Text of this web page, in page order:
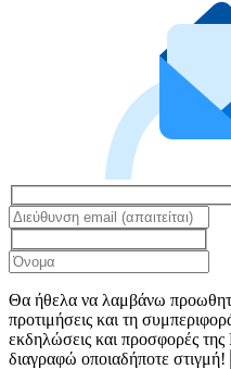
Θα ήθελα να λαμβάνω
προτιμήσεις και τη
εκδηλώσεις και προσφορές
διαγραφώ οποιαδήποτε στιγμή!